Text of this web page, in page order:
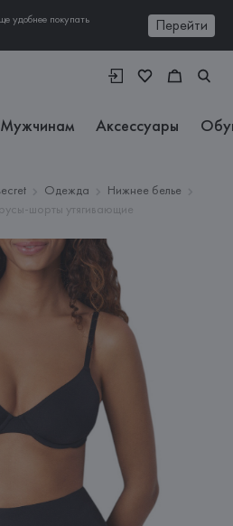
удобнее покупать
Перейти
Мужчинам Аксессуары
Одежда
Нижнее белье
шорты утягивающие